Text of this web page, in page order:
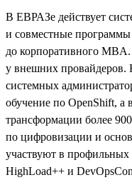
В ЕВРАЗе действует
и совместные
до корпоративного
у внешних провайдеров.
системных
обучение по OpenShift, а
трансформации более
по цифровизации и
участвуют в профильных
HighLoad++ и